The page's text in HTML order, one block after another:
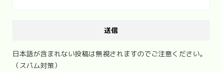
日本語が含まれない投稿は無視されますのでご注意ください。
（スパム対策）